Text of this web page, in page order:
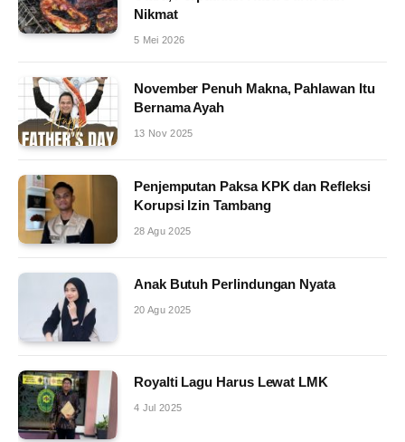
Nikmat
5 Mei 2026
November Penuh Makna, Pahlawan Itu
Bernama Ayah
13 Nov 2025
Penjemputan Paksa KPK dan Refleksi
Korupsi Izin Tambang
28 Agu 2025
Anak Butuh Perlindungan Nyata
20 Agu 2025
Royalti Lagu Harus Lewat LMK
4 Jul 2025